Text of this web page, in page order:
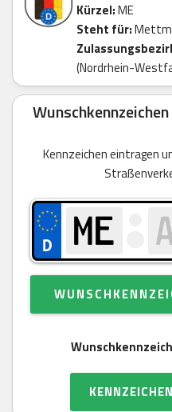
Kürzel:ME
Steht für:
(Nordrhein-
Kennzeichen eintragen